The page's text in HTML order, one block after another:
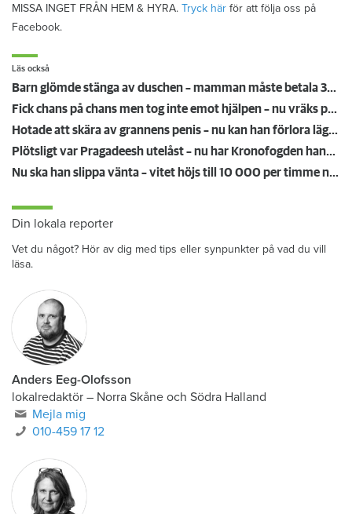
MISSA INGET FRÅN HEM & HYRA. Tryck här för att följa oss på
Facebook.
Läs också
Barn glömde stänga av duschen – mamman måste betala 300 000
Fick chans på chans men tog inte emot hjälpen – nu vräks paret: ”Tragiskt"
Hotade att skära av grannens penis – nu kan han förlora lägenheten
Plötsligt var Pragadeesh utelåst – nu har Kronofogden hans möbler
Nu ska han slippa vänta – vitet höjs till 10 000 per timme när hissen står still
Din lokala reporter
Vet du något? Hör av dig med tips eller synpunkter på vad du vill
läsa.
Anders Eeg-Olofsson
lokalredaktör – Norra Skåne och Södra Halland
Mejla mig
010-459 17 12